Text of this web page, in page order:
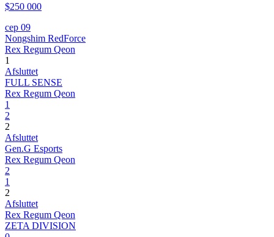
$250 000
сер 09
Nongshim RedForce
Rex Regum Qeon
1
Afsluttet
FULL SENSE
Rex Regum Qeon
1
2
2
Afsluttet
Gen.G Esports
Rex Regum Qeon
2
1
2
Afsluttet
Rex Regum Qeon
ZETA DIVISION